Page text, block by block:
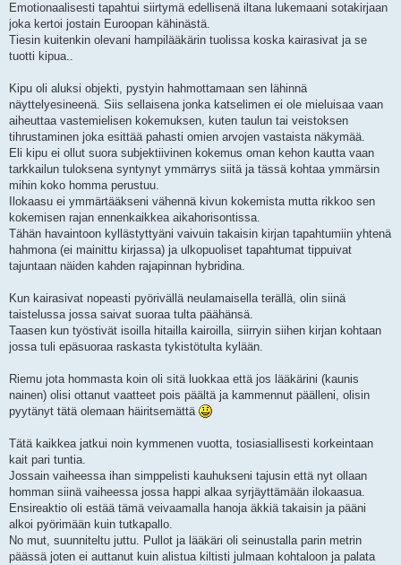
Emotionaalisesti tapahtui siirtymä edellisenä iltana lukemaani sotakirjaan
joka kertoi jostain Euroopan kähinästä.
Tiesin kuitenkin olevani hampilääkärin tuolissa koska kairasivat ja se
tuotti kipua..
Kipu oli aluksi objekti, pystyin hahmottamaan sen lähinnä
näyttelyesineenä. Siis sellaisena jonka katselimen ei ole mieluisaa vaan
aiheuttaa vastemielisen kokemuksen, kuten taulun tai veistoksen
tihrustaminen joka esittää pahasti omien arvojen vastaista näkymää.
Eli kipu ei ollut suora subjektiivinen kokemus oman kehon kautta vaan
tarkkailun tuloksena syntynyt ymmärrys siitä ja tässä kohtaa ymmärsin
mihin koko homma perustuu.
Ilokaasu ei ymmärtääkseni vähennä kivun kokemista mutta rikkoo sen
kokemisen rajan ennenkaikkea aikahorisontissa.
Tähän havaintoon kyllästyttyäni vaivuin takaisin kirjan tapahtumiin yhtenä
hahmona (ei mainittu kirjassa) ja ulkopuoliset tapahtumat tippuivat
tajuntaan näiden kahden rajapinnan hybridina.
Kun kairasivat nopeasti pyörivällä neulamaisella terällä, olin siinä
taistelussa jossa saivat suoraa tulta päähänsä.
Taasen kun työstivät isoilla hitailla kairoilla, siirryin siihen kirjan kohtaan
jossa tuli epäsuoraa raskasta tykistötulta kylään.
Riemu jota hommasta koin oli sitä luokkaa että jos lääkärini (kaunis
nainen) olisi ottanut vaatteet pois päältä ja kammennut päälleni, olisin
pyytänyt tätä olemaan häiritsemättä
Tätä kaikkea jatkui noin kymmenen vuotta, tosiasiallisesti korkeintaan
kait pari tuntia.
Jossain vaiheessa ihan simppelisti kauhukseni tajusin että nyt ollaan
homman siinä vaiheessa jossa happi alkaa syrjäyttämään ilokaasua.
Ensireaktio oli estää tämä veivaamalla hanoja äkkiä takaisin ja pääni
alkoi pyörimään kuin tutkapallo.
No mut, suunniteltu juttu. Pullot ja lääkäri oli seinustalla parin metrin
päässä joten ei auttanut kuin alistua kiltisti julmaan kohtaloon ja palata